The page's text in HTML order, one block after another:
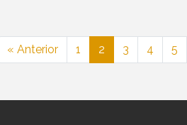
« Anterior 1 2 3 4 5